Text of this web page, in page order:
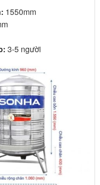
1550mm
3-5 người